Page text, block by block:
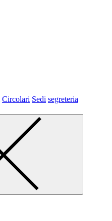
Circolari Sedi segreteria